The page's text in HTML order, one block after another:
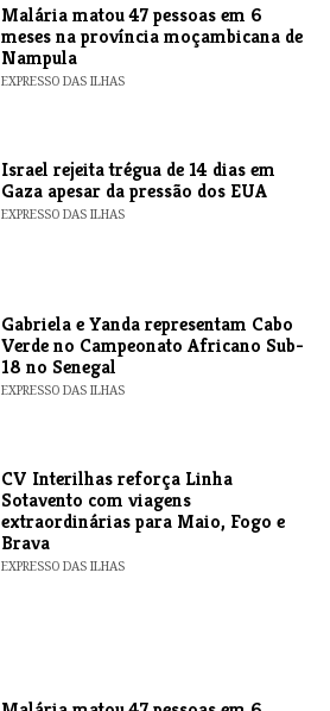
​Malária matou 47 pessoas em 6
meses na província moçambicana de
Nampula
EXPRESSO DAS ILHAS
​Israel rejeita trégua de 14 dias em
Gaza apesar da pressão dos EUA
EXPRESSO DAS ILHAS
Gabriela e Yanda representam Cabo
Verde no Campeonato Africano Sub-
18 no Senegal
EXPRESSO DAS ILHAS
​CV Interilhas reforça Linha
Sotavento com viagens
extraordinárias para Maio, Fogo e
Brava
EXPRESSO DAS ILHAS